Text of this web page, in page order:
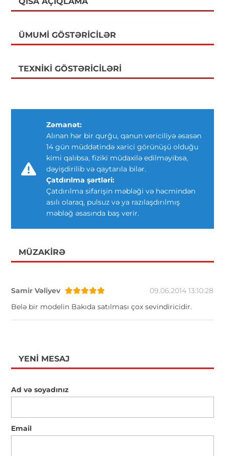
ÜMUMI GÖSTƏRICILƏR
TEXNIKI GÖSTƏRICILƏRI
Zəmanət:
Alınan hər bir qurğu, qanun vericiliyə əsasən
14 gün müddətində xarici görünüşü olduğu
kimi qalıbsa, fiziki müdaxilə edilməyibsə,
dəyişdirilib və qaytarıla bilər.
Çatdırılma şərtləri:
Çatdırılma sifarişin məbləği və həcmindən
asılı olaraq, pulsuz və ya razılaşdırılmış
məbləğ əsasında baş verir.
MÜZAKIRƏ
Samir Vəliyev
09.06.2014 13:10:28
Belə bir modelin Bakıda satılması çox sevindiricidir.
YENI MESAJ
Ad və soyadınız
Email